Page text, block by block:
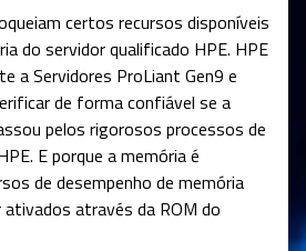
certos recursos disponíveis
do servidor qualificado HPE. HPE
a Servidores ProLiant Gen9 e
de forma confiável se a
pelos rigorosos processos de
E porque a memória é
de desempenho de memória
através da ROM do